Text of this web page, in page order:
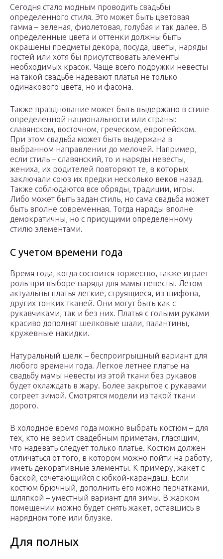
Сегодня стало модным проводить свадьбы
определенного стиля. Это может быть цветовая
гамма – зеленая, фиолетовая, голубая и так далее. В
определенные цвета и оттенки должны быть
окрашены предметы декора, посуда, цветы, наряды
гостей или хотя бы присутствовать элементы
необходимых красок. Чаще всего подружки невесты
на такой свадьбе надевают платья не только
одинакового цвета, но и фасона.
Также празднование может быть выдержано в стиле
определенной национальности или страны:
славянском, восточном, греческом, европейском.
При этом свадьба может быть выдержана в
выбранном направлении до мелочей. Например,
если стиль – славянский, то и наряды невесты,
жениха, их родителей повторяют те, в которых
заключали союз их предки несколько веков назад.
Также соблюдаются все обряды, традиции, игры.
Либо может быть задан стиль, но сама свадьба может
быть вполне современная. Тогда наряды вполне
демократичны, но с присущими определенному
стилю элементами.
С учетом времени года
Время года, когда состоится торжество, также играет
роль при выборе наряда для мамы невесты. Летом
актуальны платья легкие, струящиеся, из шифона,
других тонких тканей. Они могут быть как с
рукавчиками, так и без них. Платья с голыми руками
красиво дополнят шелковые шали, палантины,
кружевные накидки.
Натуральный шелк – беспроигрышный вариант для
любого времени года. Легкое летнее платье на
свадьбу мамы невесты из этой ткани без рукавов
будет охлаждать в жару. Более закрытое с рукавами
согреет зимой. Смотрятся модели из такой ткани
дорого.
В холодное время года можно выбрать костюм – для
тех, кто не верит свадебным приметам, гласящим,
что надевать следует только платье. Костюм должен
отличаться от того, в котором можно пойти на работу,
иметь декоративные элементы. К примеру, жакет с
баской, сочетающийся с юбкой-карандаш. Если
костюм брючный, дополнить его можно перчатками,
шляпкой – уместный вариант для зимы. В жарком
помещении можно будет снять жакет, оставшись в
нарядном топе или блузке.
Для полных